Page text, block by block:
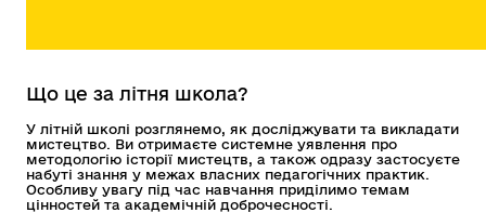
Що це за літня школа?
У літній школі розглянемо, як досліджувати та викладати
мистецтво. Ви отримаєте системне уявлення про
методологію історії мистецтв, а також одразу застосуєте
набуті знання у межах власних педагогічних практик.
Особливу увагу під час навчання приділимо темам
цінностей та академічній доброчесності.